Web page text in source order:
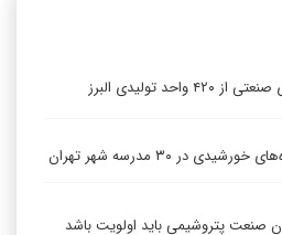
واحد تولیدی البرز
در ۳۰ مدرسه شهر تهران
صنعت پتروشیمی باید اولویت باشد